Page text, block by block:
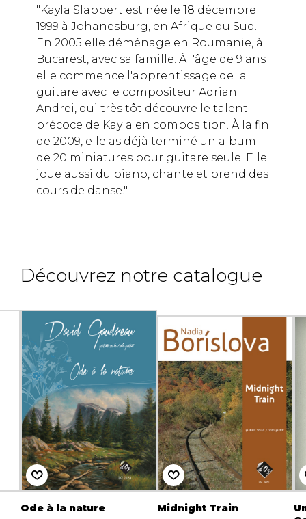
"Kayla Slabbert est née le 18 décembre
1999 à Johanesburg, en Afrique du Sud.
En 2005 elle déménage en Roumanie, à
Bucarest, avec sa famille. À l'âge de 9 ans
elle commence l'apprentissage de la
guitare avec le compositeur Adrian
Andrei, qui très tôt découvre le talent
précoce de Kayla en composition. À la fin
de 2009, elle as déjà terminé un album
de 20 miniatures pour guitare seule. Elle
joue aussi du piano, chante et prend des
cours de danse."
Découvrez notre catalogue
Ode à la nature Midnight Train